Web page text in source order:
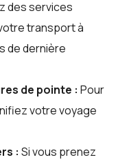
des services
transport à
de dernière
de pointe : Pour
votre voyage
: Si vous prenez